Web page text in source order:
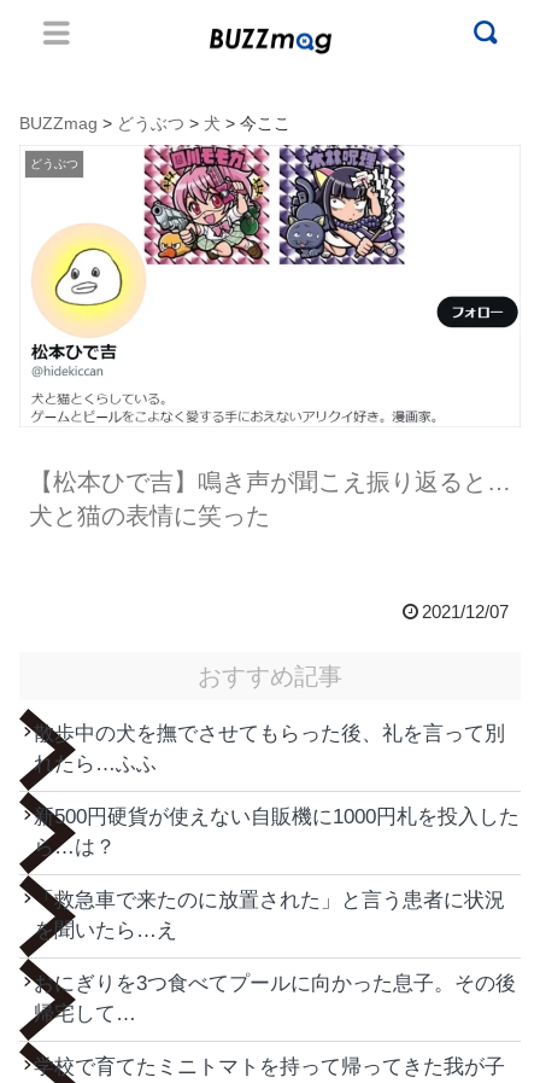
BUZZmag > どうぶつ > 犬 > 今ここ
どうぶつ
【松本ひで吉】鳴き声が聞こえ振り返ると…
犬と猫の表情に笑った
2021/12/07
おすすめ記事
散歩中の犬を撫でさせてもらった後、礼を言って別
れたら…ふふ
新500円硬貨が使えない自販機に1000円札を投入した
ら…は？
「救急車で来たのに放置された」と言う患者に状況
を聞いたら…え
おにぎりを3つ食べてプールに向かった息子。その後
帰宅して…
学校で育てたミニトマトを持って帰ってきた我が子